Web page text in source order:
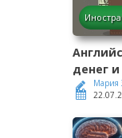
денег
Мария